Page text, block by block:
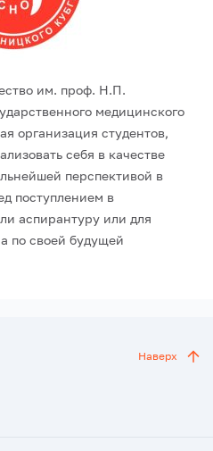
им. проф. Н.П.
медицинского
организация студентов,
себя в качестве
перспективой в
поступлением в
аспирантуру или для
по своей будущей
Наверх